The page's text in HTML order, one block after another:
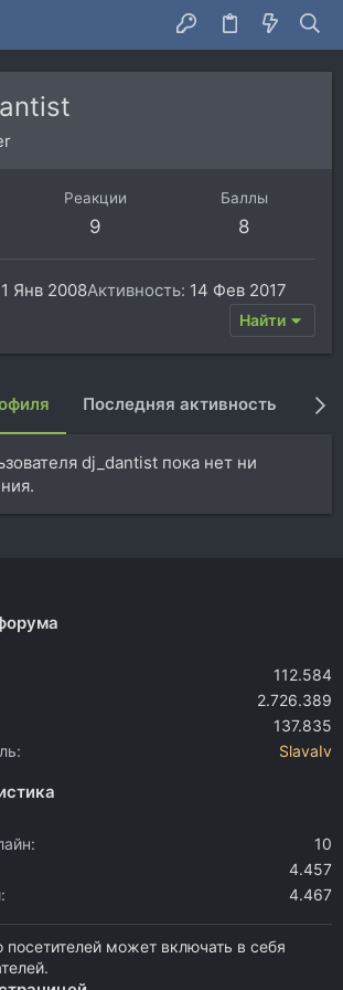
Реакции
9
Баллы
8
Янв 2008Активность 14 Фев 2017
Найти
Последняя активность
dj_dantist пока нет ни
112.584
2.726.389
137.835
SlavaIv
10
4.457
4.467
может включать в себя